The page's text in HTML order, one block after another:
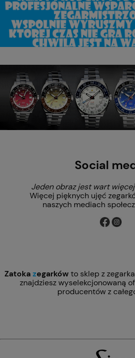
Social
Jeden obraz jest wart
Więcej pięknych ujęć
naszych mediach
Zatokazegarkówto sklep z
znajdziesz wyselekcjonowaną
producentów z